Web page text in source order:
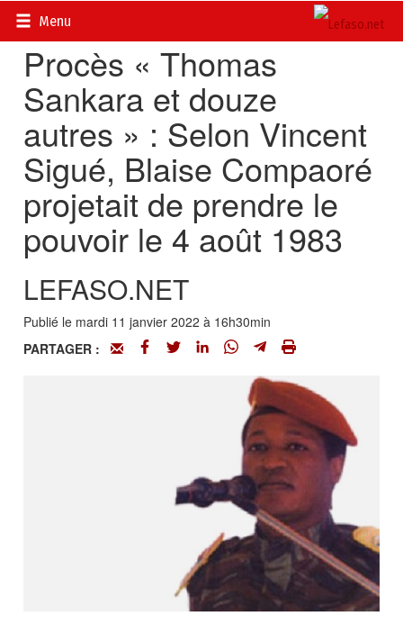
Menu
Accueil> Procès Thomas Sankara
Procès « Thomas
Sankara et douze
autres » : Selon Vincent
Sigué, Blaise Compaoré
projetait de prendre le
pouvoir le 4 août 1983
LEFASO.NET
Publié le mardi 11 janvier 2022 à 16h30min
PARTAGER :